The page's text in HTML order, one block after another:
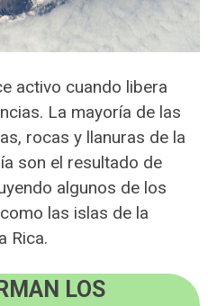
activo cuando libera
La mayoría de las
rocas y llanuras de la
son el resultado de
algunos de los
las islas de la
Rica.
LOS